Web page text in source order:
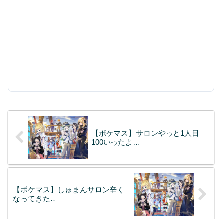
【ポケマス】サロンやっと1人目
100いったよ…
【ポケマス】しゅまんサロン辛く
なってきた…